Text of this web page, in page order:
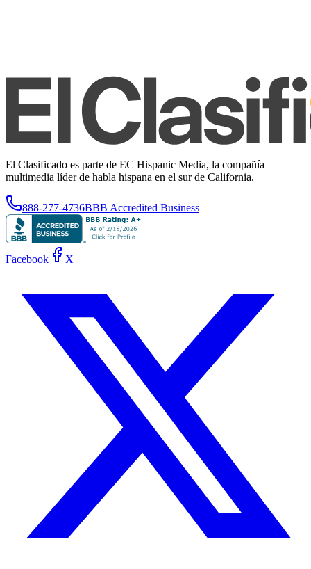
El Clasificado es parte de EC Hispanic Media, la compañía
multimedia líder de habla hispana en el sur de California.
888-277-4736BBB Accredited Business
Facebook X